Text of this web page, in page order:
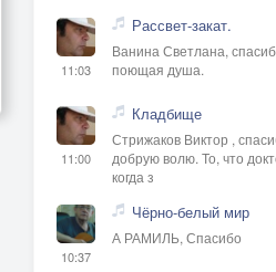
11:03
Рассвет-закат.
Ванина Светлана,
поющая душа.
11:00
Кладбище
Стрижаков Виктор ,
добрую волю. То, что
когда з
10:37
Чёрно-белый мир
А РАМИЛЬ, Спасибо